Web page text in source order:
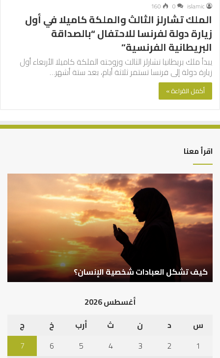
islamic
0
160
الملك تشارلز الثالث والملكة كاميلا في أول
زيارة دولة لفرنسا للاحتفال “بالصداقة
البريطانية الفرنسية”
يبدأ ملك بريطانيا تشارلز الثالث وزوجته الملكة كاميلا الأربعاء أول
زيارة دولة إلى فرنسا تستمر ثلاثة أيام، بعد ستة أشهر…
أكمل القراءة »
اقرأ معنا
كيف
العبادات
شخصية
الإنسان؟
كيف تشكل العبادات شخصية الإنسان؟
أغسطس 2026
س
د ن ث أرب خ
ج
1
2
3
4
5
6
7